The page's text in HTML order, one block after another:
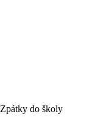
Zpátky do školy